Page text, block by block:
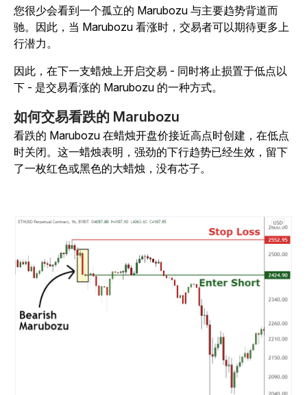
您很少会看到一个孤立的 Marubozu 与主要趋势背道而
驰。因此，当 Marubozu 看涨时，交易者可以期待更多上
行潜力。
因此，在下一支蜡烛上开启交易 - 同时将止损置于低点以
下 - 是交易看涨的 Marubozu 的一种方式。
如何交易看跌的 Marubozu
看跌的 Marubozu 在蜡烛开盘价接近高点时创建，在低点
时关闭。这一蜡烛表明，强劲的下行趋势已经生效，留下
了一枚红色或黑色的大蜡烛，没有芯子。